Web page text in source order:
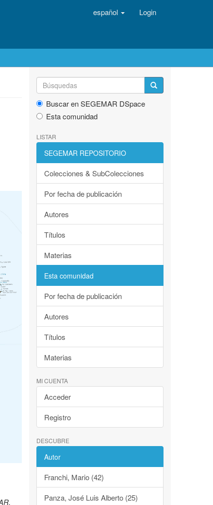
español Login
Buscar en SEGEMAR DSpace
Esta comunidad
LISTAR
SEGEMAR REPOSITORIO
Colecciones & SubColecciones
Por fecha de publicación
Autores
Títulos
Materias
Esta comunidad
Por fecha de publicación
Autores
Títulos
Materias
MI CUENTA
Acceder
Registro
DESCUBRE
Autor
Franchi, Mario (42)
Panza, José Luis Alberto (25)